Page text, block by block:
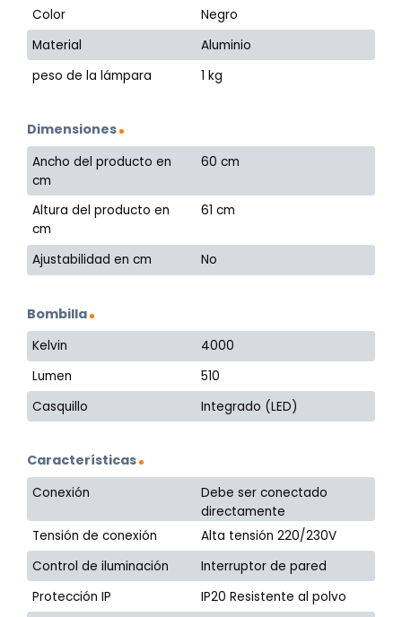
Color
Negro
Material
Aluminio
peso de la lámpara
1 kg
Dimensiones
Ancho del producto en
cm
60 cm
Altura del producto en
cm
61 cm
Ajustabilidad en cm No
Bombilla
Kelvin
4000
Lumen
510
Casquillo
Integrado (LED)
Características
Conexión
Debe ser conectado
directamente
Tensión de conexión
Alta tensión 220/230V
Control de iluminación
Interruptor de pared
Protección IP
IP20 Resistente al polvo